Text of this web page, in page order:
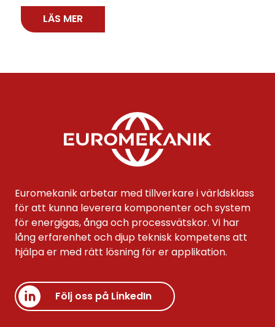
LÄS MER
Euromekanik arbetar med tillverkare i världsklass
för att kunna leverera komponenter och system
för energigas, ånga och processvätskor. Vi har
lång erfarenhet och djup teknisk kompetens att
hjälpa er med rätt lösning för er applikation.
Följ oss på LinkedIn